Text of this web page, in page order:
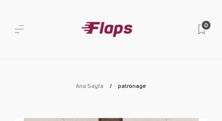
0
Ana Sayfa patronage